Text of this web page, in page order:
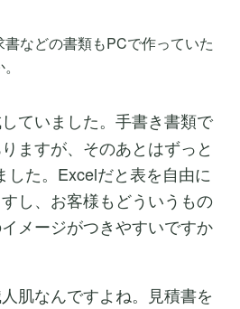
書などの書類もPCで作っていた
ていました。手書き書類で
ますが、そのあとはずっと
した。Excelだと表を自由に
し、お客様もどういうもの
メージがつきやすいですか
肌なんですよね。見積書を